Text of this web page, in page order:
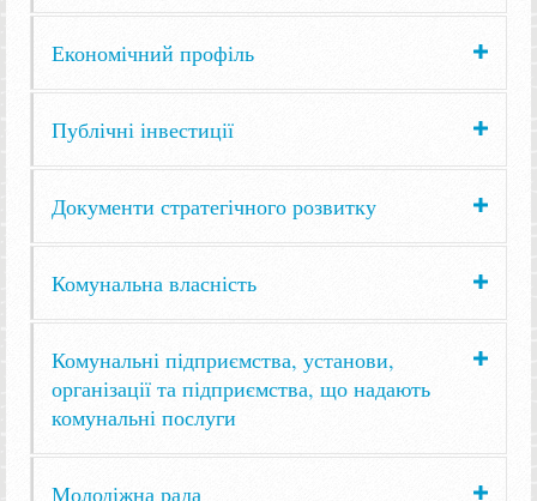
Економічний профіль
Публічні інвестиції
Документи стратегічного розвитку
Комунальна власність
Комунальні підприємства, установи,
організації та підприємства, що надають
комунальні послуги
Молодіжна рада